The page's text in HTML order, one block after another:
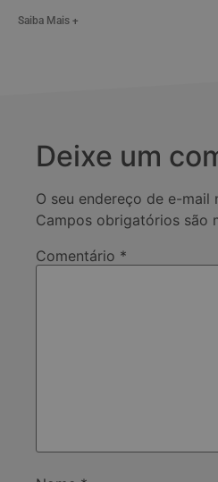
Saiba Mais +
Deixe um
O seu endereço de e-mail
Campos obrigatórios são
Comentário *